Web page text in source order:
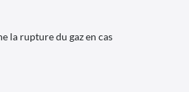
la rupture du gaz en cas